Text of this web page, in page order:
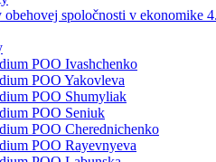
spoločnosti v ekonomike
POO Ivashchenko
POO Yakovleva
POO Shumyliak
POO Seniuk
POO Cherednichenko
POO Rayevnyeva